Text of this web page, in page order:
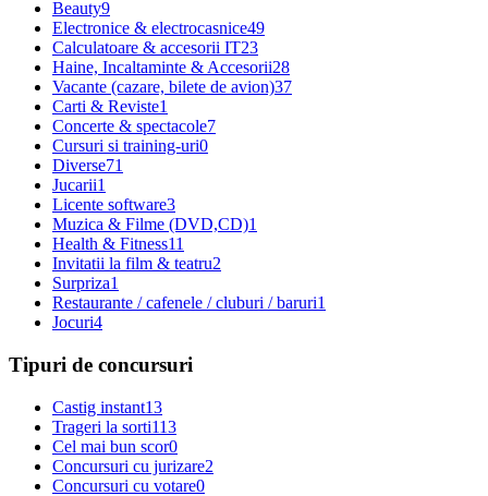
Beauty9
Electronice & electrocasnice49
Calculatoare & accesorii IT23
Haine, Incaltaminte & Accesorii28
Vacante (cazare, bilete de avion)37
Carti & Reviste1
Concerte & spectacole7
Cursuri si training-uri0
Diverse71
Jucarii1
Licente software3
Muzica & Filme (DVD,CD)1
Health & Fitness11
Invitatii la film & teatru2
Surpriza1
Restaurante / cafenele / cluburi / baruri1
Jocuri4
Tipuri de concursuri
Castig instant13
Trageri la sorti113
Cel mai bun scor0
Concursuri cu jurizare2
Concursuri cu votare0